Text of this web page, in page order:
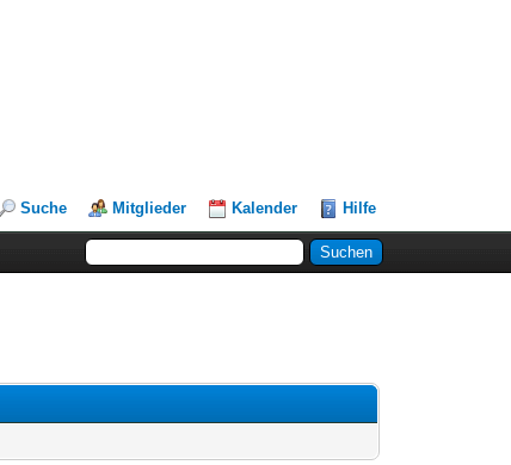
Suche Mitglieder Kalender Hilfe